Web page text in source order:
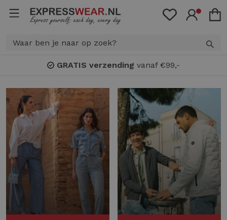
GRATIS verzending vanaf €99,-